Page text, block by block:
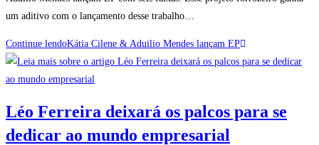
um aditivo com o lançamento desse trabalho…
Continue lendoKátia Cilene & Aduilio Mendes lançam EP
Léo Ferreira deixará os palcos para se
dedicar ao mundo empresarial